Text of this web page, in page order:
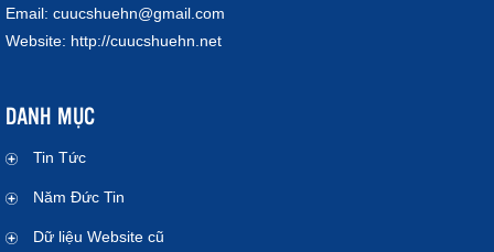
Email: cuucshuehn@gmail.com
Website: http://cuucshuehn.net
DANH MỤC
Tin Tức
Năm Đức Tin
Dữ liệu Website cũ